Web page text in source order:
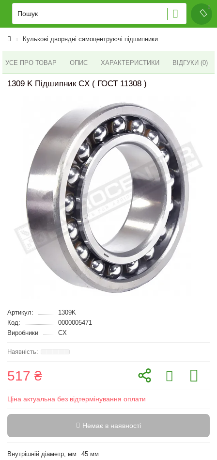
Кулькові дворядні самоцентруючі підшипники
УСЕ ПРО ТОВАР ОПИС ХАРАКТЕРИСТИКИ ВІДГУКИ (0)
1309 K Підшипник CX ( ГОСТ 11308 )
Артикул:
1309K
Код:
0000005471
Виробники
CX
517 ₴
Ціна актуальна без відтермінування оплати
Немає в наявності
Внутрішній діаметр, мм
45 мм